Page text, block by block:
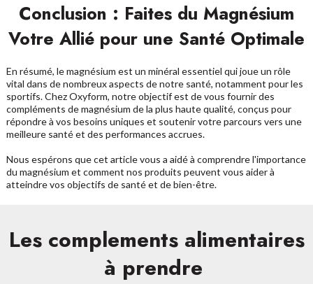
Conclusion : Faites du Magnésium
Votre Allié pour une Santé Optimale
En résumé, le magnésium est un minéral essentiel qui joue un rôle
vital dans de nombreux aspects de notre santé, notamment pour les
sportifs. Chez Oxyform, notre objectif est de vous fournir des
compléments de magnésium de la plus haute qualité, conçus pour
répondre à vos besoins uniques et soutenir votre parcours vers une
meilleure santé et des performances accrues.
Nous espérons que cet article vous a aidé à comprendre l'importance
du magnésium et comment nos produits peuvent vous aider à
atteindre vos objectifs de santé et de bien-être.
Les complements alimentaires
à prendre